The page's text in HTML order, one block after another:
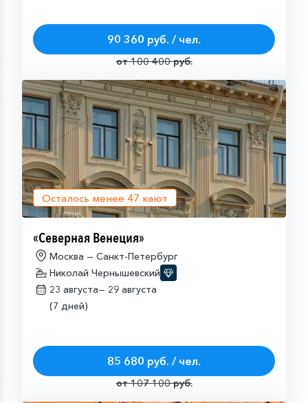
90 360 руб. / чел.
от 100 400 руб.
Осталось менее 47 кают
«Северная Венеция»
Москва — Санкт-Петербург
Николай Чернышевский
23 августа— 29 августа
(7 дней)
85 680 руб. / чел.
от 107 100 руб.